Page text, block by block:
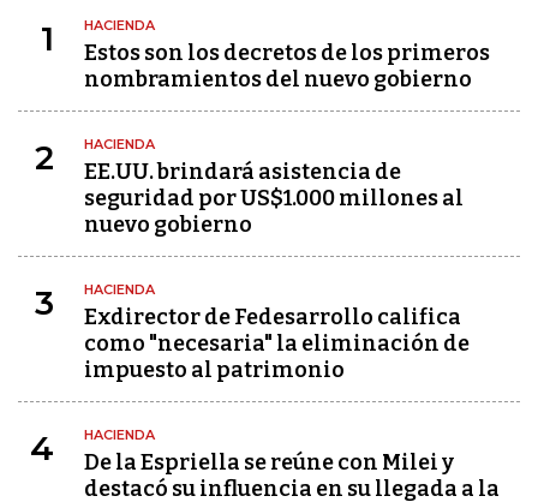
1 HACIENDA
Estos son los decretos de los primeros
nombramientos del nuevo gobierno
2 HACIENDA
EE.UU. brindará asistencia de
seguridad por US$1.000 millones al
nuevo gobierno
3 HACIENDA
Exdirector de Fedesarrollo califica
como "necesaria" la eliminación de
impuesto al patrimonio
4 HACIENDA
De la Espriella se reúne con Milei y
destacó su influencia en su llegada a la